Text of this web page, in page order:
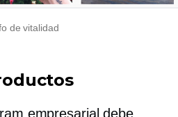
de vitalidad
empresarial debe